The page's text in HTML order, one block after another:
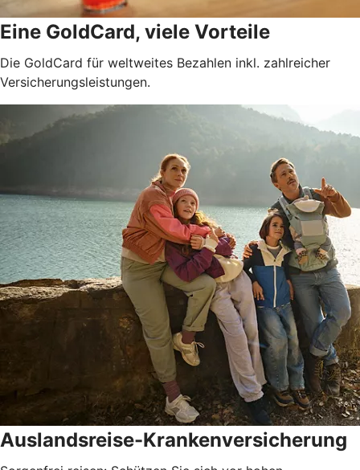
Eine GoldCard, viele Vorteile
Die GoldCard für weltweites Bezahlen inkl. zahlreicher
Versicherungsleistungen.
Auslandsreise-Krankenversicherung